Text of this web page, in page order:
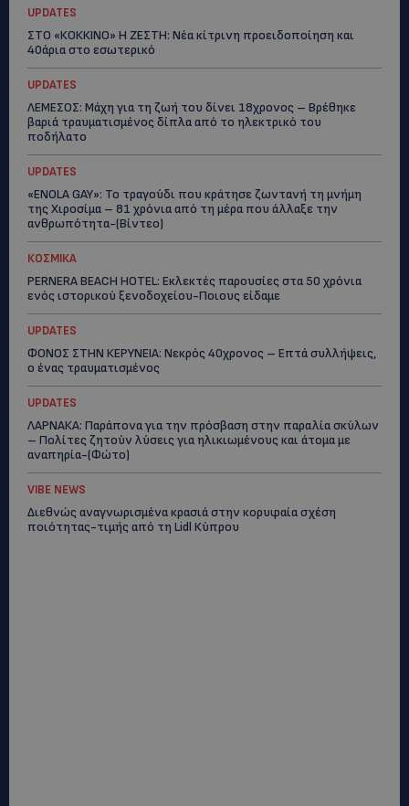
UPDATES
ΣΤΟ «ΚΟΚΚΙΝΟ» Η ΖΕΣΤΗ: Νέα κίτρινη προειδοποίηση και
40άρια στο εσωτερικό
UPDATES
ΛΕΜΕΣΟΣ: Μάχη για τη ζωή του δίνει 18χρονος – Βρέθηκε
βαριά τραυματισμένος δίπλα από το ηλεκτρικό του
ποδήλατο
UPDATES
«ENOLA GAY»: Το τραγούδι που κράτησε ζωντανή τη μνήμη
της Χιροσίμα – 81 χρόνια από τη μέρα που άλλαξε την
ανθρωπότητα-(Bίντεο)
ΚΟΣΜΙΚΑ
PERNERA BEACH HOTEL: Εκλεκτές παρουσίες στα 50 χρόνια
ενός ιστορικού ξενοδοχείου-Ποιους είδαμε
UPDATES
ΦΟΝΟΣ ΣΤΗΝ ΚΕΡΥΝΕΙΑ: Νεκρός 40χρονος – Επτά συλλήψεις,
ο ένας τραυματισμένος
UPDATES
ΛΑΡΝΑΚΑ: Παράπονα για την πρόσβαση στην παραλία σκύλων
– Πολίτες ζητούν λύσεις για ηλικιωμένους και άτομα με
αναπηρία-(Φώτο)
VIBE NEWS
Διεθνώς αναγνωρισμένα κρασιά στην κορυφαία σχέση
ποιότητας-τιμής από τη Lidl Κύπρου